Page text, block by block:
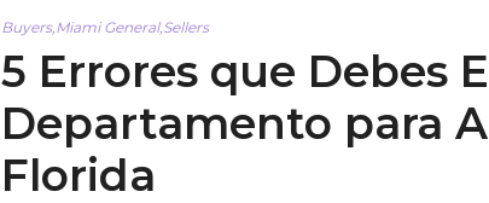
Buyers, Miami General, Sellers
5 Errores que Debes
Departamento para
Florida